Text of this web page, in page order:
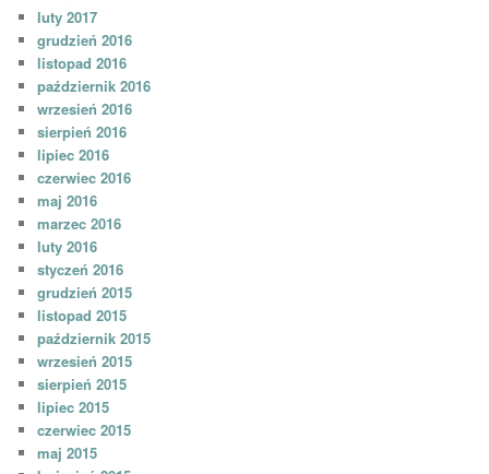
luty 2017
grudzień 2016
listopad 2016
październik 2016
wrzesień 2016
sierpień 2016
lipiec 2016
czerwiec 2016
maj 2016
marzec 2016
luty 2016
styczeń 2016
grudzień 2015
listopad 2015
październik 2015
wrzesień 2015
sierpień 2015
lipiec 2015
czerwiec 2015
maj 2015